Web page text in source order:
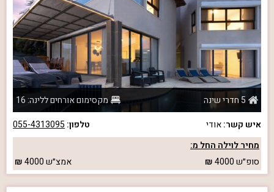
5 חדרי שינה
מקסימום אורחים ללינה: 16
איש קשר:אודי טלפון: 055-4313095
מחיר לוילה החל מ:
סופ״ש4000 אמצ״ש4000